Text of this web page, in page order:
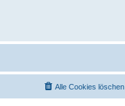
Alle Cookies löschen